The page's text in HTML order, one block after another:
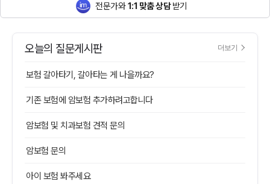
전문가와1:1 맞춤 상담받기
오늘의 질문게시판 더보기
보험 갈아타기, 갈아타는 게 나을까요?
기존 보험에 암보험 추가하려고합니다
암보험 및 치과보험 견적 문의
암보험 문의
아이 보험 봐주세요